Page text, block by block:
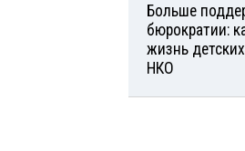
Больше
бюрократии:
жизнь
НКО